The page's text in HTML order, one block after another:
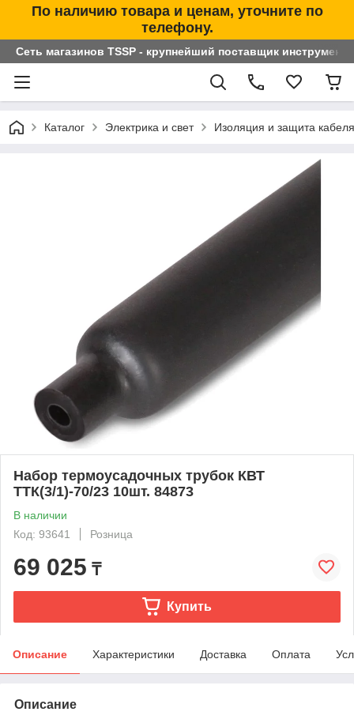
По наличию товара и ценам, уточните по
телефону.
Сеть магазинов TSSP - крупнейший поставщик
Каталог Электрика и свет Изоляция и защита кабеля
Набор термоусадочных трубок КВТ
ТТК(3/1)-70/23 10шт. 84873
В наличии
Код: 93641
Розница
69 025 ₸
Купить
Описание Характеристики Доставка Оплата
Описание